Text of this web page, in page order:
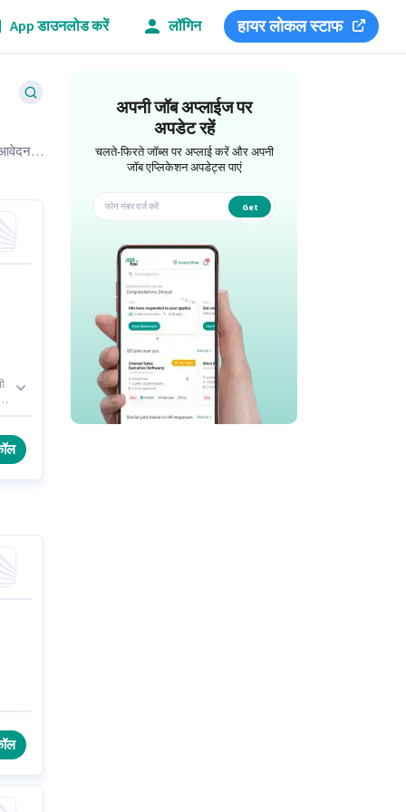
App डाउनलोड करें लॉगिन हायर लोकल स्टाफ
आवेदन
अपनी जॉब अप्लाईज पर
अपडेट रहें
चलते-फिरते जॉब्स पर अप्लाई करें और अपनी
जॉब एप्लिकेशन अपडेट्स पाएं
Get
app